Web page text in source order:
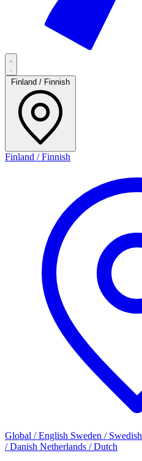
Finland / Finnish
Finland / Finnish
Global / English Sweden / Swedish
/ Danish Netherlands / Dutch